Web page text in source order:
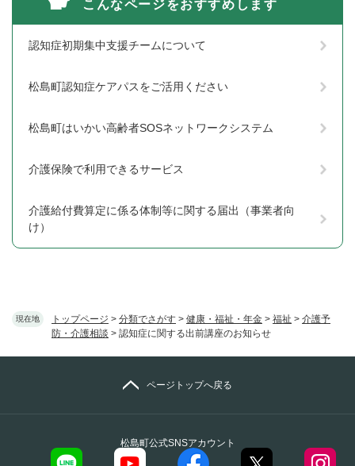
現在地 トップページ > 分類でさがす > 健康・福祉・年金 > 福祉 > 介護予
防・介護相談 > 認知症に関する出前講座のお知らせ
こんなページをおすすめします
認知症初期集中支援チームについて
松島町認知症ケアパスをご活用ください
松島町はいかい高齢者SOSネットワークシステム
介護保険で利用できるサービス
介護給付費算定に係る体制等に関する届出（事業者向
け）
松島町公式SNSアカウント
ページトップへ戻る